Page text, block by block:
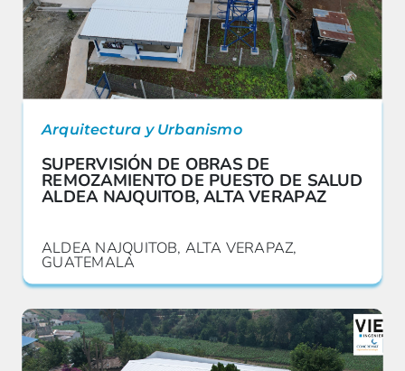
Arquitectura y Urbanismo
SUPERVISIÓN DE OBRAS DE
REMOZAMIENTO DE PUESTO DE SALUD
ALDEA NAJQUITOB, ALTA VERAPAZ
ALDEA NAJQUITOB, ALTA VERAPAZ,
GUATEMALA